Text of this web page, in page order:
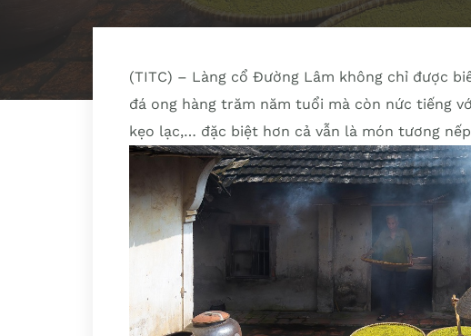
(TITC) – Làng cổ Đường Lâm không chỉ được
đá ong hàng trăm năm tuổi mà còn nức tiếng
kẹo lạc,… đặc biệt hơn cả vẫn là món tương